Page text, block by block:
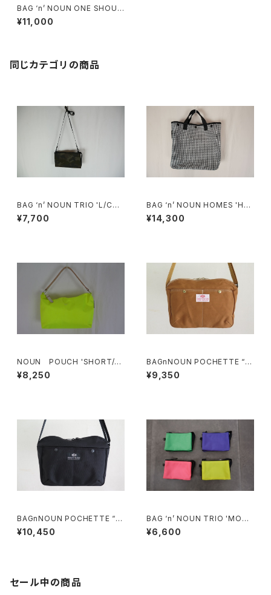
BAG ‘n’ NOUN ONE SHOUL
DER CAMO
¥11,000
同じカテゴリの商品
BAG ‘n’ NOUN TRIO 'L/CA
MO'
¥7,700
BAG ‘n’ NOUN HOMES 'HO
UNDSTOOTH/S'
¥14,300
NOUN POUCH 'SHORT/M
NT'
¥8,250
BAGnNOUN POCHETTE “G
OLD”
¥9,350
BAGnNOUN POCHETTE “B
LACK”
¥10,450
BAG ‘n’ NOUN TRIO 'MONT
ANA/S'
¥6,600
セール中の商品